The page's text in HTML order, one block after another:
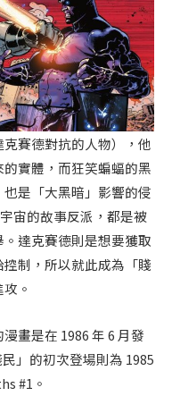
賽德對抗的人物），他
實體，而狂笑蝙蝠的黑
是「大黑暗」影響的侵
宙的故事反派，都是被
。達克賽德則是想要獲取
控制，所以就此成為「賤
。
畫是在 1986 年 6 月發
」的初次登場則為 1985
#1。